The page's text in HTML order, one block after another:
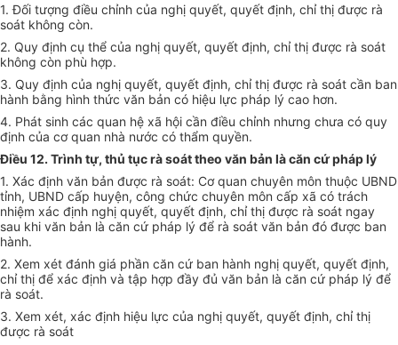
1. Đối tượng điều chỉnh của nghị quyết, quyết định, chỉ thị được rà
soát không còn.
2. Quy định cụ thể của nghị quyết, quyết định, chỉ thị được rà soát
không còn phù hợp.
3. Quy định của nghị quyết, quyết định, chỉ thị được rà soát cần ban
hành bằng hình thức văn bản có hiệu lực pháp lý cao hơn.
4. Phát sinh các quan hệ xã hội cần điều chỉnh nhưng chưa có quy
định của cơ quan nhà nước có thẩm quyền.
Điều 12. Trình tự, thủ tục rà soát theo văn bản là căn cứ pháp lý
1. Xác định văn bản được rà soát: Cơ quan chuyên môn thuộc UBND
tỉnh, UBND cấp huyện, công chức chuyên môn cấp xã có trách
nhiệm xác định nghị quyết, quyết định, chỉ thị được rà soát ngay
sau khi văn bản là căn cứ pháp lý để rà soát văn bản đó được ban
hành.
2. Xem xét đánh giá phần căn cứ ban hành nghị quyết, quyết định,
chỉ thị để xác định và tập hợp đầy đủ văn bản là căn cứ pháp lý để
rà soát.
3. Xem xét, xác định hiệu lực của nghị quyết, quyết định, chỉ thị
được rà soát